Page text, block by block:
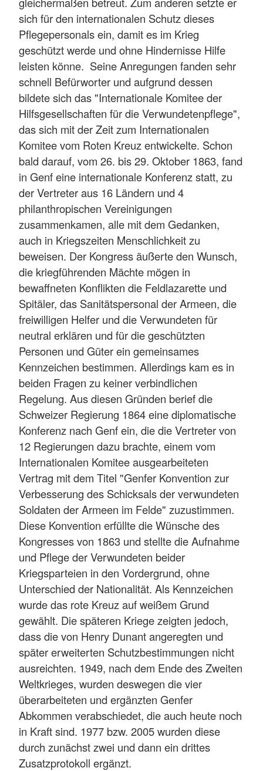
sich für den internationalen Schutz dieses
Pflegepersonals ein, damit es im Krieg
geschützt werde und ohne Hindernisse Hilfe
leisten könne. Seine Anregungen fanden sehr
schnell Befürworter und aufgrund dessen
bildete sich das "Internationale Komitee der
Hilfsgesellschaften für die Verwundetenpflege",
das sich mit der Zeit zum Internationalen
Komitee vom Roten Kreuz entwickelte. Schon
bald darauf, vom 26. bis 29. Oktober 1863, fand
in Genf eine internationale Konferenz statt, zu
der Vertreter aus 16 Ländern und 4
philanthropischen Vereinigungen
zusammenkamen, alle mit dem Gedanken,
auch in Kriegszeiten Menschlichkeit zu
beweisen. Der Kongress äußerte den Wunsch,
die kriegführenden Mächte mögen in
bewaffneten Konflikten die Feldlazarette und
Spitäler, das Sanitätspersonal der Armeen, die
freiwilligen Helfer und die Verwundeten für
neutral erklären und für die geschützten
Personen und Güter ein gemeinsames
Kennzeichen bestimmen. Allerdings kam es in
beiden Fragen zu keiner verbindlichen
Regelung. Aus diesen Gründen berief die
Schweizer Regierung 1864 eine diplomatische
Konferenz nach Genf ein, die die Vertreter von
12 Regierungen dazu brachte, einem vom
Internationalen Komitee ausgearbeiteten
Vertrag mit dem Titel "Genfer Konvention zur
Verbesserung des Schicksals der verwundeten
Soldaten der Armeen im Felde" zuzustimmen.
Diese Konvention erfüllte die Wünsche des
Kongresses von 1863 und stellte die Aufnahme
und Pflege der Verwundeten beider
Kriegsparteien in den Vordergrund, ohne
Unterschied der Nationalität. Als Kennzeichen
wurde das rote Kreuz auf weißem Grund
gewählt. Die späteren Kriege zeigten jedoch,
dass die von Henry Dunant angeregten und
später erweiterten Schutzbestimmungen nicht
ausreichten. 1949, nach dem Ende des Zweiten
Weltkrieges, wurden deswegen die vier
überarbeiteten und ergänzten Genfer
Abkommen verabschiedet, die auch heute noch
in Kraft sind. 1977 bzw. 2005 wurden diese
durch zunächst zwei und dann ein drittes
Zusatzprotokoll ergänzt.